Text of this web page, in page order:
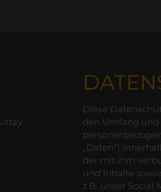
Diese
den Umfang
„Daten“)
der mit ihm
und Inhalte
z.B. unser Social